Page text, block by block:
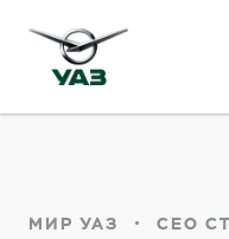
МИР УАЗ СЕО